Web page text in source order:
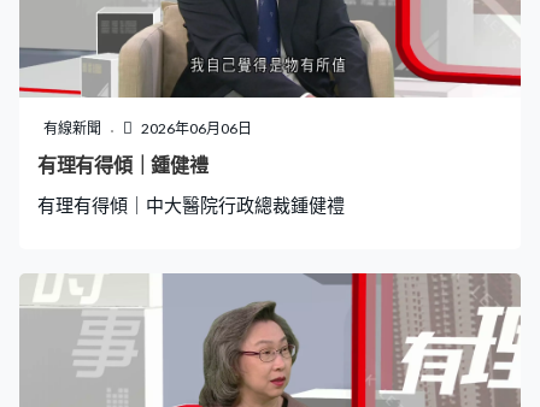
有線新聞 2026年06月06日
有理有得傾｜鍾健禮
有理有得傾｜中大醫院行政總裁鍾健禮